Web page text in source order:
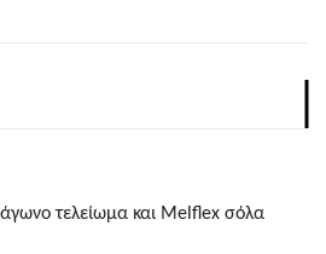
τελείωμα και Melflex σόλα